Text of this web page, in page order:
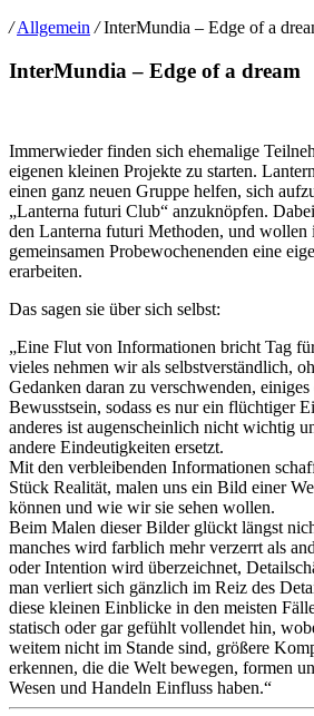
/ Allgemein / InterMundia – Edge of a
InterMundia – Edge of a dream
Immerwieder finden sich ehemalige
eigenen kleinen Projekte zu starten.
einen ganz neuen Gruppe helfen, sich
„Lanterna futuri Club“ anzuknöpfen.
den Lanterna futuri Methoden, und wollen
gemeinsamen Probewochenenden eine
erarbeiten.
Das sagen sie über sich selbst:
„Eine Flut von Informationen bricht Tag
vieles nehmen wir als selbstverständlich,
Gedanken daran zu verschwenden,
Bewusstsein, sodass es nur ein flüchtiger
anderes ist augenscheinlich nicht wichtig
andere Eindeutigkeiten ersetzt.
Mit den verbleibenden Informationen
Stück Realität, malen uns ein Bild einer
können und wie wir sie sehen wollen.
Beim Malen dieser Bilder glückt längst
manches wird farblich mehr verzerrt als
oder Intention wird überzeichnet,
man verliert sich gänzlich im Reiz des
diese kleinen Einblicke in den meisten
statisch oder gar gefühlt vollendet hin,
weitem nicht im Stande sind, größere
erkennen, die die Welt bewegen, formen
Wesen und Handeln Einfluss haben.“